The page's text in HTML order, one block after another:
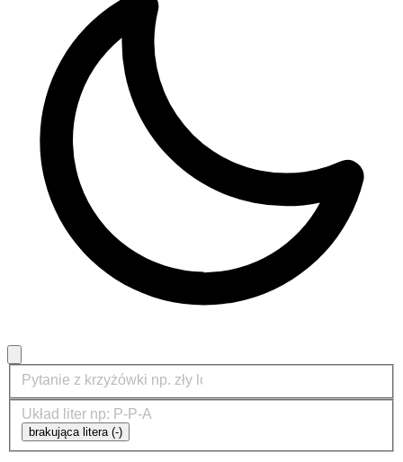
brakująca litera (-)